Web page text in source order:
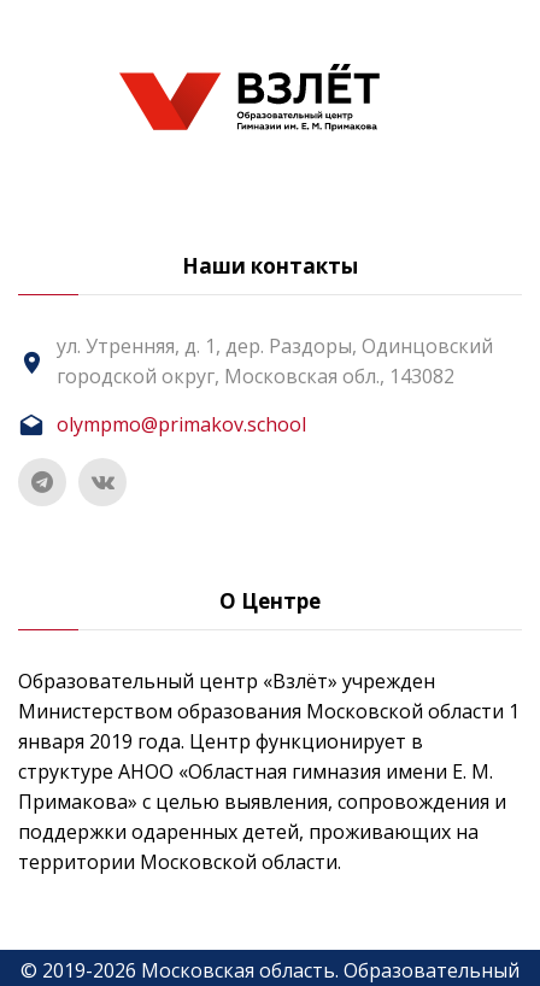
Наши контакты
ул. Утренняя, д. 1, дер. Раздоры, Одинцовский
городской округ, Московская обл., 143082
olympmo@primakov.school
О Центре
Образовательный центр «Взлёт» учрежден
Министерством образования Московской области 1
января 2019 года. Центр функционирует в
структуре АНОО «Областная гимназия имени Е. М.
Примакова» с целью выявления, сопровождения и
поддержки одаренных детей, проживающих на
территории Московской области.
© 2019-2026 Московская область. Образовательный